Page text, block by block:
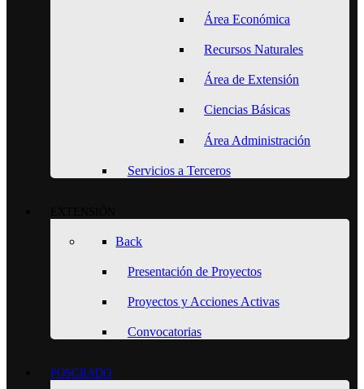
Área Económica
Recursos Naturales
Área de Extensión
Ciencias Básicas
Área Administración
Servicios a Terceros
Back
Presentación de Proyectos
Proyectos y Acciones Activas
Convocatorias
POSGRADO